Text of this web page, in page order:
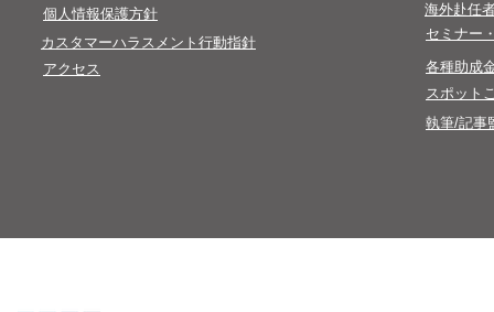
​個人情報保護方針​
カスタマーハラスメント行動指針
アクセス
海外赴任
セミナー
各種助成
スポット
執筆/記事